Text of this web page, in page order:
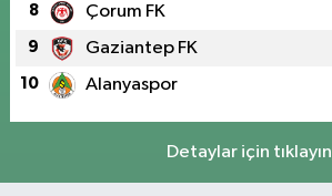
8 Çorum FK
9 Gaziantep FK
10 Alanyaspor
Detaylar için tıklayın